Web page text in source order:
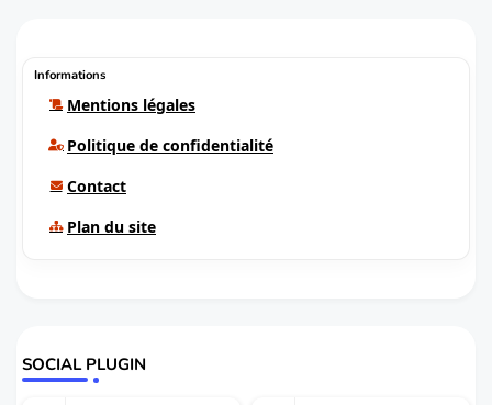
Informations
Mentions légales
Politique de confidentialité
Contact
Plan du site
SOCIAL PLUGIN